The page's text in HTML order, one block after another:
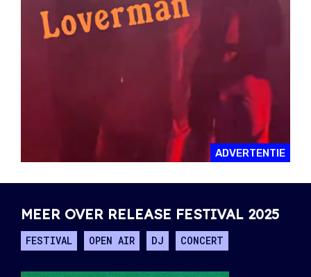
ADVERTENTIE
MEER OVER RELEASE FESTIVAL 2025
FESTIVAL OPEN AIR DJ CONCERT